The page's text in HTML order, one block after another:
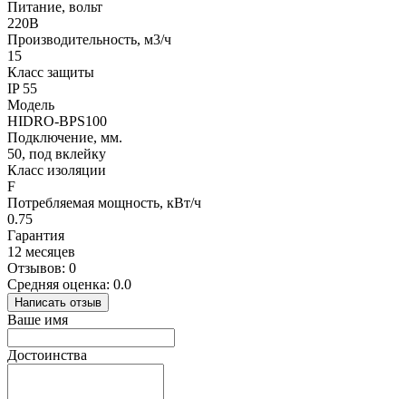
Питание, вольт
220В
Производительность, м3/ч
15
Класс защиты
IP 55
Модель
HIDRO-BPS100
Подключение, мм.
50, под вклейку
Класс изоляции
F
Потребляемая мощность, кВт/ч
0.75
Гарантия
12 месяцев
Отзывов: 0
Средняя оценка: 0.0
Написать отзыв
Ваше имя
Достоинства